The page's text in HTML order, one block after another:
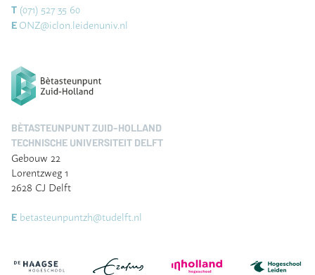
T (071) 527 35 60
E ONZ@iclon.leidenuniv.nl
BÈTASTEUNPUNT ZUID-HOLLAND
TECHNISCHE UNIVERSITEIT DELFT
Gebouw 22
Lorentzweg 1
2628 CJ Delft
E betasteunpuntzh@tudelft.nl